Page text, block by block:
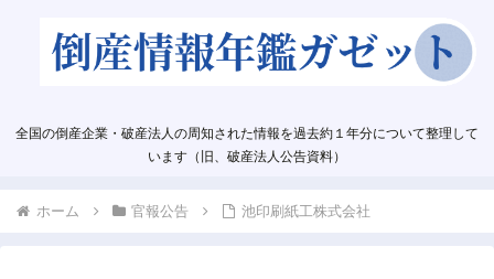
全国の倒産企業・破産法人の周知された情報を過去約１年分について整理して
います（旧、破産法人公告資料）
ホーム 官報公告 池印刷紙工株式会社